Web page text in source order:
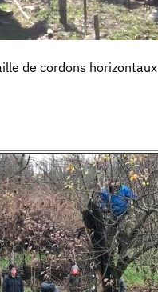
de cordons horizontaux